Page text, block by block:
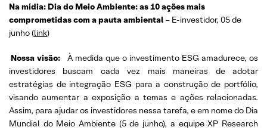
Na mídia: Dia do Meio Ambiente: as 10 ações mais
comprometidas com a pauta ambiental – E-investidor, 05 de
junho (link)
Nossa visão:
À medida que o investimento ESG amadurece, os
investidores buscam cada vez mais maneiras de adotar
estratégias de integração ESG para a construção de portfólio,
visando aumentar a exposição a temas e ações relacionadas.
Assim, para ajudar os investidores nessa tarefa, e em nome do Dia
Mundial do Meio Ambiente (5 de junho), a equipe XP Research